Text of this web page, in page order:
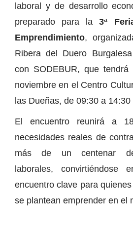
laboral y de desarrollo
preparado para la3ª
Emprendimiento,
Ribera del Duero
con SODEBUR, que
noviembre en el Centro
las Dueñas, de 09:30 a 14:30
El encuentro reunirá a
necesidades reales de
más de un centenar de
laborales,
encuentro clave para
se plantean emprender en el